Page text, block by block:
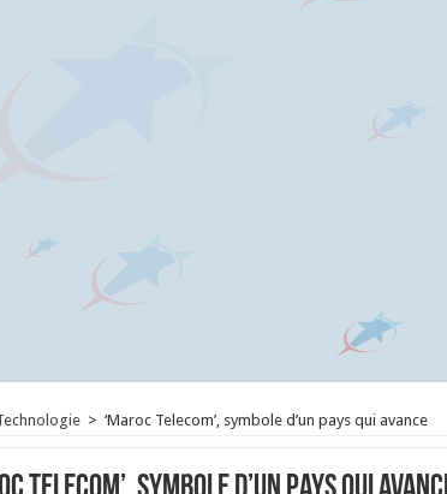
> ‘Maroc Telecom’, symbole d’un pays qui avance